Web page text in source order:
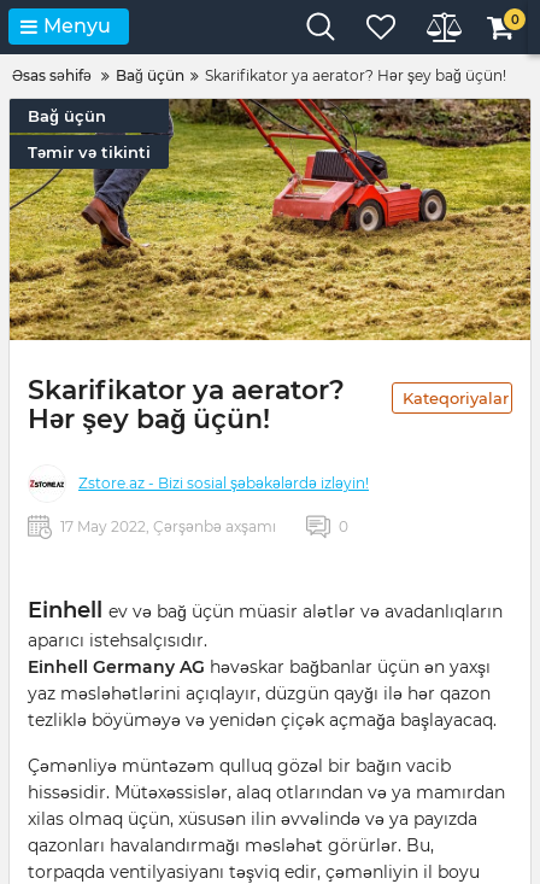
Menyu 0
Əsas səhifə Bağ üçün Skarifikator ya aerator? Hər şey bağ üçün!
Bağ üçün
Təmir və tikinti
Skarifikator ya aerator?
Hər şey bağ üçün!
Kateqoriyalar
Zstore.az - Bizi sosial şəbəkələrdə izləyin!
17 May 2022, Çərşənbə axşamı 0
Einhell
ev və bağ üçün müasir alətlər və avadanlıqların
aparıcı istehsalçısıdır.
Einhell Germany AG həvəskar bağbanlar üçün ən yaxşı
yaz məsləhətlərini açıqlayır, düzgün qayğı ilə hər qazon
tezliklə böyüməyə və yenidən çiçək açmağa başlayacaq.
Çəmənliyə müntəzəm qulluq gözəl bir bağın vacib
hissəsidir. Mütəxəssislər, alaq otlarından və ya mamırdan
xilas olmaq üçün, xüsusən ilin əvvəlində və ya payızda
qazonları havalandırmağı məsləhət görürlər. Bu,
torpaqda ventilyasiyanı təşviq edir, çəmənliyin il boyu